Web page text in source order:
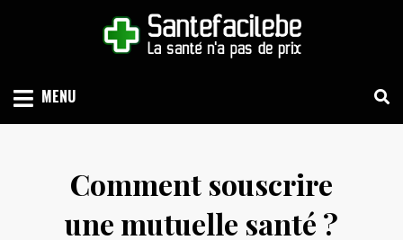
MENU
Comment souscrire
une mutuelle santé ?